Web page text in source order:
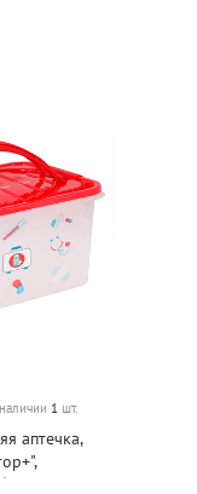
1 шт.
аптечка,
пластик,